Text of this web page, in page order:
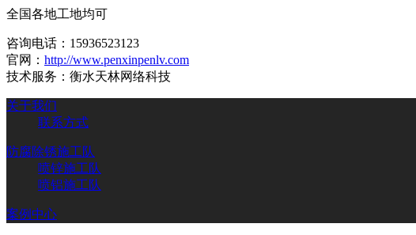
全国各地工地均可
咨询电话： 15936523123
官网： http://www.penxinpenlv.com
技术服务：衡水天林网络科技
关于我们
联系方式
防腐除锈施工队
喷锌施工队
喷铝施工队
案例中心